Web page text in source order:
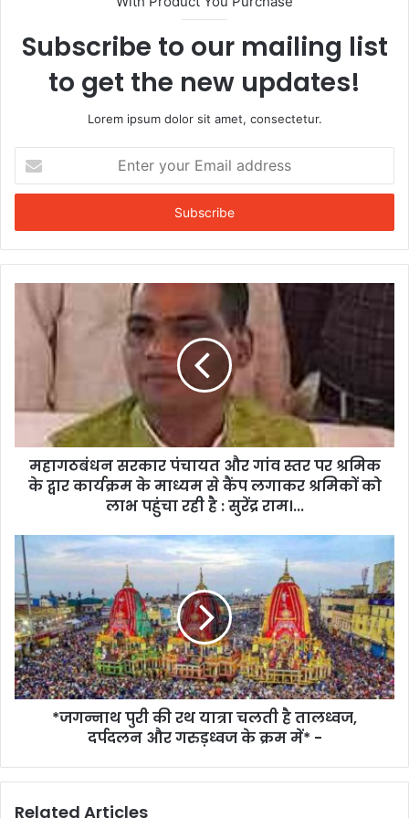
Subscribe to our mailing list
to get the new updates!
Lorem ipsum dolor sit amet, consectetur.
your
Email
महागठबंधन सरकार पंचायत और गांव स्तर पर श्रमिक
के द्वार कार्यक्रम के माध्यम से कैंप लगाकर श्रमिकों को
लाभ पहुंचा रही है : सुरेंद्र राम।...
*जगन्नाथ पुरी की रथ यात्रा चलती है तालध्वज,
दर्पदलन और गरुड़ध्वज के क्रम में* -
Related Articles